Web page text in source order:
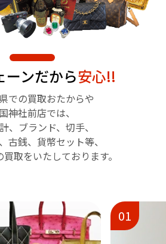
ーンだから安心!!
での買取おたからや
神社前店では、
、ブランド、切手、
古銭、貨幣セット等、
取をいたしております。
02